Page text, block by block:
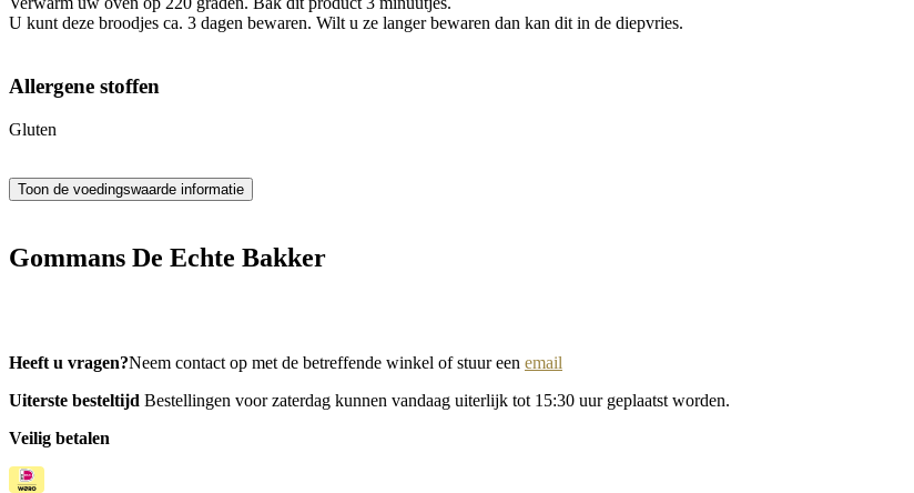
U kunt deze broodjes ca. 3 dagen bewaren. Wilt u ze langer bewaren dan kan dit in de diepvries.
Allergene stoffen
Gluten
Gommans De Echte Bakker
Heeft u vragen?Neem contact op met de betreffende winkel of stuur een email
Uiterste besteltijd Bestellingen voor zaterdag kunnen vandaag uiterlijk tot 15:30 uur geplaatst worden.
Veilig betalen